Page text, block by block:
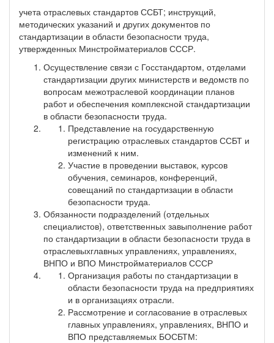
учета отраслевых стандартов ССБТ; инструкций,
методических указаний и других документов по
стандартизации в области безопасности труда,
утвержденных Минстройматериалов СССР.
Осуществление связи с Госстандартом, отделами
стандартизации других министерств и ведомств по
вопросам межотраслевой координации планов
работ и обеспечения комплексной стандартизации
в области безопасности труда.
Представление на государственную
регистрацию отраслевых стандартов ССБТ и
изменений к ним.
Участие в проведении выставок, курсов
обучения, семинаров, конференций,
совещаний по стандартизации в области
безопасности труда.
Обязанности подразделений (отдельных
специалистов), ответственных завыполнение работ
по стандартизации в области безопасности труда в
отраслевыхглавных управлениях, управлениях,
ВНПО и ВПО Минстройматериалов СССР
Организация работы по стандартизации в
области безопасности труда на предприятиях
и в организациях отрасли.
Рассмотрение и согласование в отраслевых
главных управлениях, управлениях, ВНПО и
ВПО представляемых БОСБТМ: